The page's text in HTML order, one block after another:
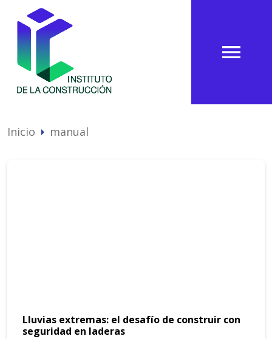
menu
Inicio arrow_right manual
Lluvias extremas: el desafío de construir con
seguridad en laderas